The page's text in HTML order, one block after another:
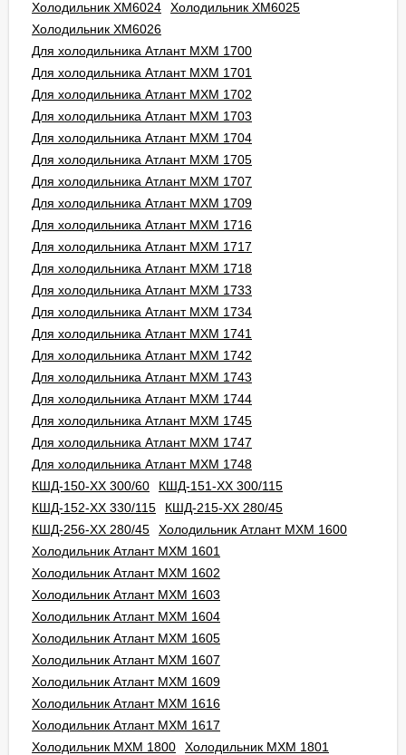
Холодильник ХМ6024
Холодильник ХМ6025
Холодильник ХМ6026
Для холодильника Атлант МХМ 1700
Для холодильника Атлант МХМ 1701
Для холодильника Атлант МХМ 1702
Для холодильника Атлант МХМ 1703
Для холодильника Атлант МХМ 1704
Для холодильника Атлант МХМ 1705
Для холодильника Атлант МХМ 1707
Для холодильника Атлант МХМ 1709
Для холодильника Атлант МХМ 1716
Для холодильника Атлант МХМ 1717
Для холодильника Атлант МХМ 1718
Для холодильника Атлант МХМ 1733
Для холодильника Атлант МХМ 1734
Для холодильника Атлант МХМ 1741
Для холодильника Атлант МХМ 1742
Для холодильника Атлант МХМ 1743
Для холодильника Атлант МХМ 1744
Для холодильника Атлант МХМ 1745
Для холодильника Атлант МХМ 1747
Для холодильника Атлант МХМ 1748
КШД-150-ХХ 300/60
КШД-151-ХХ 300/115
КШД-152-ХХ 330/115
КШД-215-ХХ 280/45
КШД-256-ХХ 280/45
Холодильник Атлант МХМ 1600
Холодильник Атлант МХМ 1601
Холодильник Атлант МХМ 1602
Холодильник Атлант МХМ 1603
Холодильник Атлант МХМ 1604
Холодильник Атлант МХМ 1605
Холодильник Атлант МХМ 1607
Холодильник Атлант МХМ 1609
Холодильник Атлант МХМ 1616
Холодильник Атлант МХМ 1617
Холодильник МХМ 1800
Холодильник МХМ 1801